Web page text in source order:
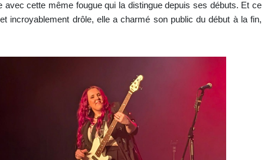
avec cette même fougue qui la distingue depuis ses débuts. Et ce
incroyablement drôle, elle a charmé son public du début à la fin,